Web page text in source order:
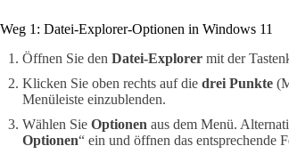
Weg 1: Datei-Explorer-Optionen in Windows 11
Öffnen Sie den Datei-Explorer mit der
Klicken Sie oben rechts auf die drei Punkte
Menüleiste einzublenden.
Wählen Sie Optionen aus dem Menü.
Optionen“ ein und öffnen das entsprechende